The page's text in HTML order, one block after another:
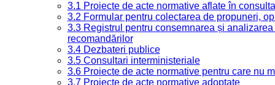
3.1 Proiecte de acte normative aflate în
3.2 Formular pentru colectarea de propuneri,
3.3 Registrul pentru consemnarea și
recomandărilor
3.4 Dezbateri publice
3.5 Consultari interministeriale
3.6 Proiecte de acte normative pentru care nu
3.7 Proiecte de acte normative adoptate